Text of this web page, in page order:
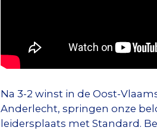
Na 3-2 winst in de Oost-
Anderlecht, springen onze
leidersplaats met Standard.